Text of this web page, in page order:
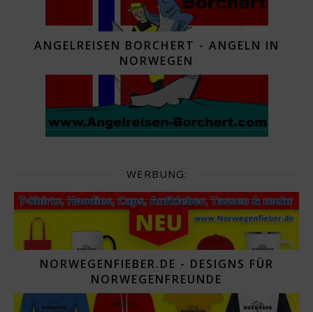
ANGELREISEN BORCHERT - ANGELN IN
NORWEGEN
WERBUNG:
NORWEGENFIEBER.DE - DESIGNS FÜR
NORWEGENFREUNDE